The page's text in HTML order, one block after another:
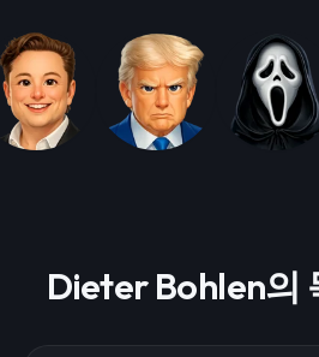
Dieter Bohlen의